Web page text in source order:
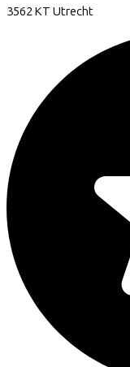
3562 KT Utrecht